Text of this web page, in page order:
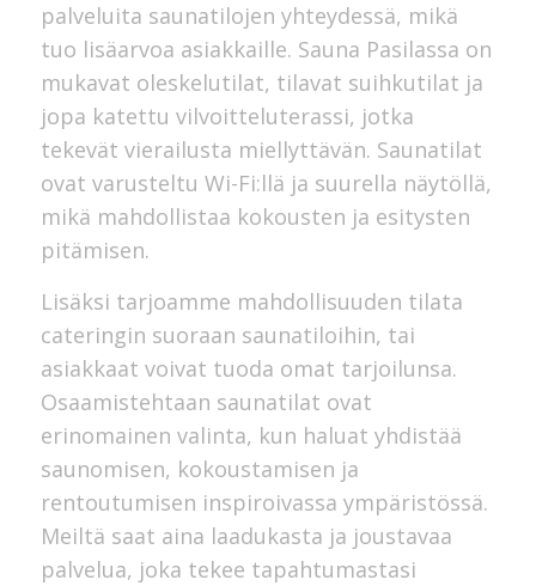
palveluita saunatilojen yhteydessä, mikä
tuo lisäarvoa asiakkaille. Sauna Pasilassa on
mukavat oleskelutilat, tilavat suihkutilat ja
jopa katettu vilvoitteluterassi, jotka
tekevät vierailusta miellyttävän. Saunatilat
ovat varusteltu Wi-Fi:llä ja suurella näytöllä,
mikä mahdollistaa kokousten ja esitysten
pitämisen.
Lisäksi tarjoamme mahdollisuuden tilata
cateringin suoraan saunatiloihin, tai
asiakkaat voivat tuoda omat tarjoilunsa.
Osaamistehtaan saunatilat ovat
erinomainen valinta, kun haluat yhdistää
saunomisen, kokoustamisen ja
rentoutumisen inspiroivassa ympäristössä.
Meiltä saat aina laadukasta ja joustavaa
palvelua, joka tekee tapahtumastasi